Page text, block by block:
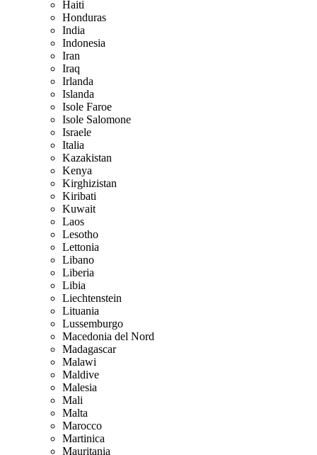
Haiti
Honduras
India
Indonesia
Iran
Iraq
Irlanda
Islanda
Isole Faroe
Isole Salomone
Israele
Italia
Kazakistan
Kenya
Kirghizistan
Kiribati
Kuwait
Laos
Lesotho
Lettonia
Libano
Liberia
Libia
Liechtenstein
Lituania
Lussemburgo
Macedonia del Nord
Madagascar
Malawi
Maldive
Malesia
Mali
Malta
Marocco
Martinica
Mauritania